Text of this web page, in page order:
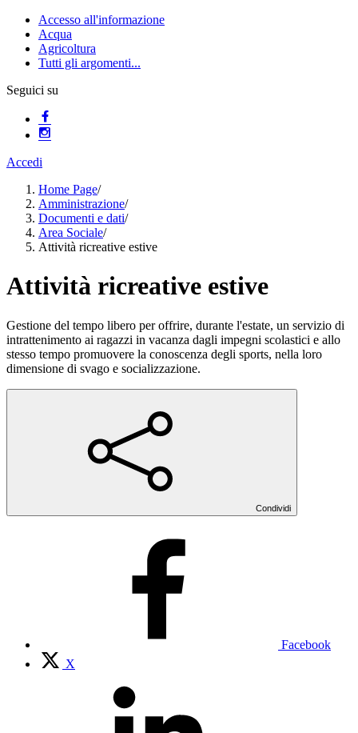
Accesso all'informazione
Acqua
Agricoltura
Tutti gli argomenti...
Seguici su
Accedi
Home Page/
Amministrazione/
Documenti e dati/
Area Sociale/
Attività ricreative estive
Attività ricreative estive
Gestione del tempo libero per offrire, durante l'estate, un servizio di
intrattenimento ai ragazzi in vacanza dagli impegni scolastici e allo
stesso tempo promuovere la conoscenza degli sports, nella loro
dimensione di svago e socializzazione.
Condividi
Facebook
X